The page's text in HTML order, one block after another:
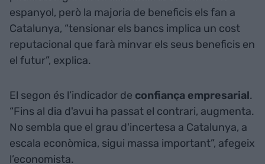
espanyol, però la majoria de beneficis els fan a
Catalunya, “tensionar els bancs implica un cost
reputacional que farà minvar els seus beneficis en
el futur”, explica.
El segon és l’indicador de confiança empresarial.
“Fins al dia d'avui ha passat el contrari, augmenta.
No sembla que el grau d'incertesa a Catalunya, a
escala econòmica, sigui massa important”, afegeix
l’economista.